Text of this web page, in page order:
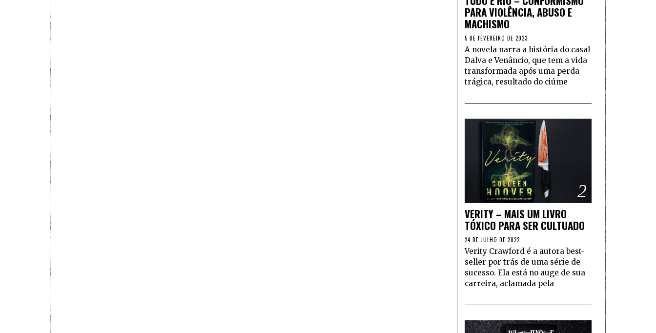
PARA VIOLÊNCIA, ABUSO E
MACHISMO
5 DE FEVEREIRO DE 2023
A novela narra a história do casal
Dalva e Venâncio, que tem a vida
transformada após uma perda
trágica, resultado do ciúme
2
VERITY – MAIS UM LIVRO
TÓXICO PARA SER CULTUADO
24 DE JULHO DE 2022
Verity Crawford é a autora best-
seller por trás de uma série de
sucesso. Ela está no auge de sua
carreira, aclamada pela